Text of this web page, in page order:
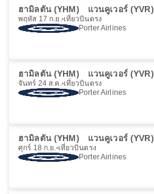
ฮามิลตัน (YHM) แวนคูเวอร์ (YVR)
พฤหัส 17 ก.ย. เที่ยวบินตรง
Porter Airlines
ฮามิลตัน (YHM) แวนคูเวอร์ (YVR)
จันทร์ 24 ส.ค. เที่ยวบินตรง
Porter Airlines
ฮามิลตัน (YHM) แวนคูเวอร์ (YVR)
ศุกร์ 18 ก.ย. เที่ยวบินตรง
Porter Airlines